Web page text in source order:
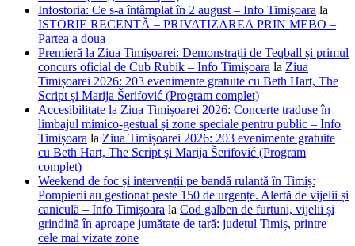
Infostoria: Ce s-a întâmplat în 2 august – Info Timișoara la
ISTORIE RECENTĂ – PRIVATIZAREA PRIN MEBO –
Partea a doua
Premieră la Ziua Timișoarei: Demonstrații de Teqball și primul
concurs oficial de Cub Rubik – Info Timișoara la Ziua
Timișoarei 2026: 203 evenimente gratuite cu Beth Hart, The
Script și Marija Šerifović (Program complet)
Accesibilitate la Ziua Timișoarei 2026: Concerte traduse în
limbajul mimico-gestual și zone speciale pentru public – Info
Timișoara la Ziua Timișoarei 2026: 203 evenimente gratuite
cu Beth Hart, The Script și Marija Šerifović (Program
complet)
Weekend de foc și intervenții pe bandă rulantă în Timiș:
Pompierii au gestionat peste 150 de urgențe. Alertă de vijelii și
caniculă – Info Timișoara la Cod galben de furtuni, vijelii și
grindină în aproape jumătate de țară: județul Timiș, printre
cele mai vizate zone